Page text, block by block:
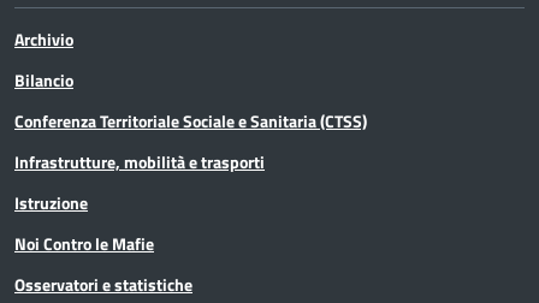
Archivio
Bilancio
Conferenza Territoriale Sociale e Sanitaria (CTSS)
Infrastrutture, mobilità e trasporti
Istruzione
Noi Contro le Mafie
Osservatori e statistiche